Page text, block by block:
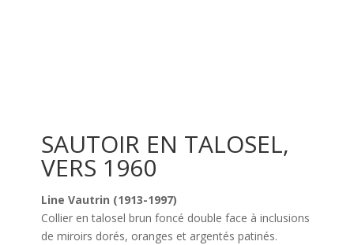
SAUTOIR EN TALOSEL,
VERS 1960
Line Vautrin (1913-1997)
Collier en talosel brun foncé double face à inclusions
de miroirs dorés, oranges et argentés patinés.